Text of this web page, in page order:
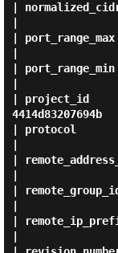
|
|
|
| project_id
4414d83207694b
| protocol
|
|
|